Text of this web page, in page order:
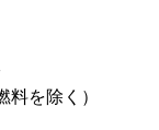
料を除く）